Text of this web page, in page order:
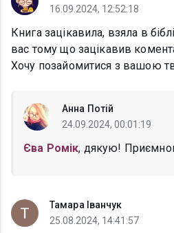
16.09.2024, 12:52:18
Книга зацікавила, взяла в
вас тому що зацікавив
Хочу позайомитися з вашою
Анна Потій
24.09.2024, 00:01:19
Єва Ромік, дякую!
Тамара Іванчук
25.08.2024, 14:41:57